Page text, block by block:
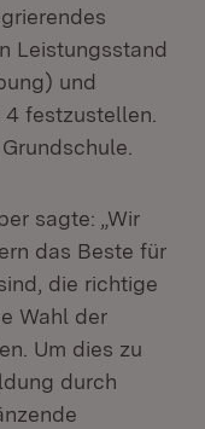
Leistungsstand
und
festzustellen.
sagte: „Wir
das Beste für
die richtige
Wahl der
Um dies zu
durch